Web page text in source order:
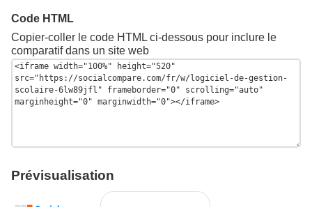
Code HTML
Copier-coller le code HTML ci-dessous pour inclure le
comparatif dans un site web
Prévisualisation